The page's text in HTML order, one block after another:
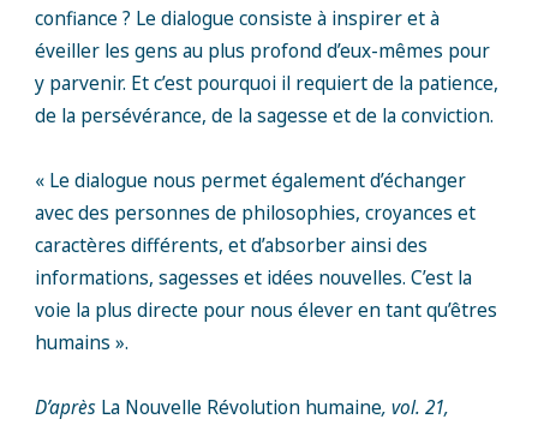
confiance ? Le dialogue consiste à inspirer et à
éveiller les gens au plus profond d’eux-mêmes pour
y parvenir. Et c’est pourquoi il requiert de la patience,
de la persévérance, de la sagesse et de la conviction.
« Le dialogue nous permet également d’échanger
avec des personnes de philosophies, croyances et
caractères différents, et d’absorber ainsi des
informations, sagesses et idées nouvelles. C’est la
voie la plus directe pour nous élever en tant qu’êtres
humains ».
D’aprèsLa Nouvelle Révolution humaine, vol. 21,